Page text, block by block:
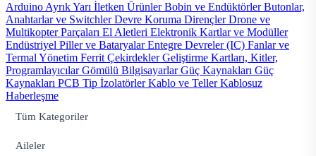
Arduino Ayrık Yarı İletken ÜrünlerBobin ve EndüktörlerButonlar,
Anahtarlar ve SwitchlerDevre Koruma DirençlerDrone ve
Multikopter Parçaları El Aletleri Elektronik Kartlar ve Modüller
Endüstriyel Piller ve BataryalarEntegre Devreler (IC) Fanlar ve
Termal Yönetim Ferrit ÇekirdeklerGeliştirme Kartları, Kitler,
ProgramlayıcılarGömülü BilgisayarlarGüç Kaynakları Güç
Kaynakları PCB Tip İzolatörlerKablo ve TellerKablosuz
Haberleşme
Tüm Kategoriler
Aileler